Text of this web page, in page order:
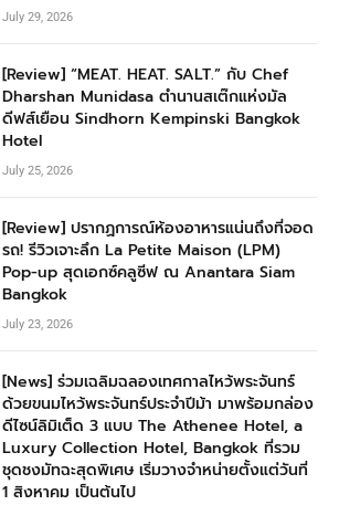
July 29, 2026
[Review] “MEAT. HEAT. SALT.” กับ Chef
Dharshan Munidasa ตำนานสเต๊กแห่งมัล
ดีฟส์เยือน Sindhorn Kempinski Bangkok
Hotel
July 25, 2026
[Review] ปรากฏการณ์ห้องอาหารแน่นถึงที่จอด
รถ! รีวิวเจาะลึก La Petite Maison (LPM)
Pop-up สุดเอกซ์คลูซีฟ ณ Anantara Siam
Bangkok
July 23, 2026
[News] ร่วมเฉลิมฉลองเทศกาลไหว้พระจันทร์
ด้วยขนมไหว้พระจันทร์ประจำปีม้า มาพร้อมกล่อง
ดีไซน์ลิมิเต็ด 3 แบบ The Athenee Hotel, a
Luxury Collection Hotel, Bangkok ที่รวม
ชุดชงมัทฉะสุดพิเศษ เริ่มวางจำหน่ายตั้งแต่วันที่
1 สิงหาคม เป็นต้นไป